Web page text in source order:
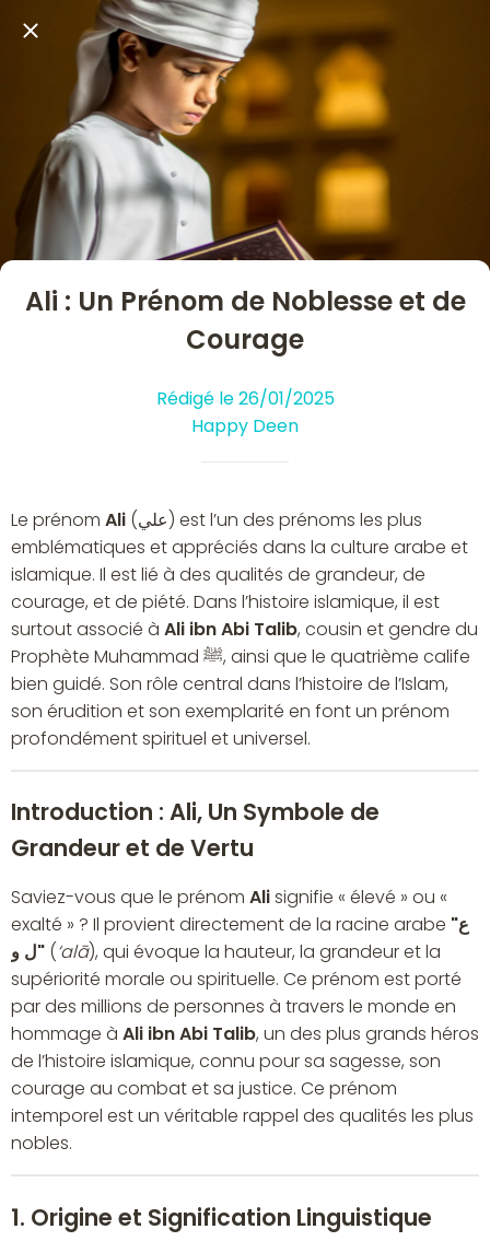
Ali : Un Prénom de Noblesse et de
Courage
Rédigé le 26/01/2025
Happy Deen
Le prénom Ali (علي) est l’un des prénoms les plus
emblématiques et appréciés dans la culture arabe et
islamique. Il est lié à des qualités de grandeur, de
courage, et de piété. Dans l’histoire islamique, il est
surtout associé à Ali ibn Abi Talib, cousin et gendre du
Prophète Muhammad ﷺ, ainsi que le quatrième calife
bien guidé. Son rôle central dans l’histoire de l’Islam,
son érudition et son exemplarité en font un prénom
profondément spirituel et universel.
Introduction : Ali, Un Symbole de
Grandeur et de Vertu
Saviez-vous que le prénom Alisignifie « élevé » ou «
exalté » ? Il provient directement de la racine arabe "ع
ل و" (‘alā), qui évoque la hauteur, la grandeur et la
supériorité morale ou spirituelle. Ce prénom est porté
par des millions de personnes à travers le monde en
hommage à Ali ibn Abi Talib, un des plus grands héros
de l’histoire islamique, connu pour sa sagesse, son
courage au combat et sa justice. Ce prénom
intemporel est un véritable rappel des qualités les plus
nobles.
1. Origine et Signification Linguistique